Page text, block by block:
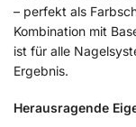
– perfekt als
Kombination mit
ist für alle
Ergebnis.
Herausragende